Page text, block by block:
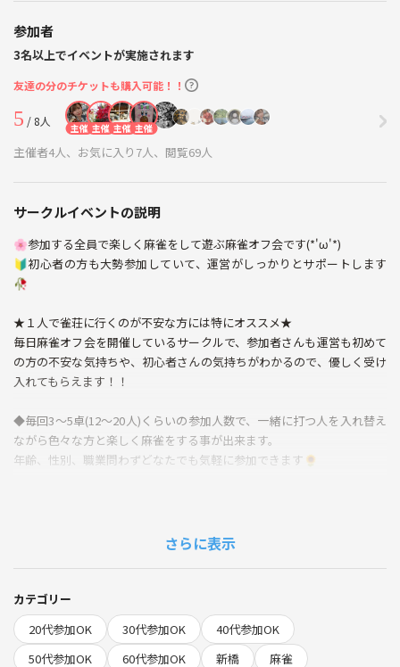
参加者
3名以上でイベントが実施されます
友達の分のチケットも購入可能！！
5 / 8人 主催 主催 主催 主催
主催者4人、お気に入り7人、閲覧69人
サークルイベントの説明
🌸参加する全員で楽しく麻雀をして遊ぶ麻雀オフ会です(*'ω'*)
🔰初心者の方も大勢参加していて、運営がしっかりとサポートします
🥀
★１人で雀荘に行くのが不安な方には特にオススメ★
毎日麻雀オフ会を開催しているサークルで、参加者さんも運営も初めて
の方の不安な気持ちや、初心者さんの気持ちがわかるので、優しく受け
入れてもらえます！！
◆毎回3～5卓(12～20人)くらいの参加人数で、一緒に打つ人を入れ替え
ながら色々な方と楽しく麻雀をする事が出来ます。
年齢、性別、職業問わずどなたでも気軽に参加できます🌻
🌸 今流行りのMリーグルール 🌸
6連続する成績の合計の良い所で成績を作り、昇降段するリーグ戦とな
ってます！！
🌟そして初心者さん必見🌟
さらに表示
カテゴリー
20代参加OK
30代参加OK
40代参加OK
50代参加OK
60代参加OK 新橋
麻雀